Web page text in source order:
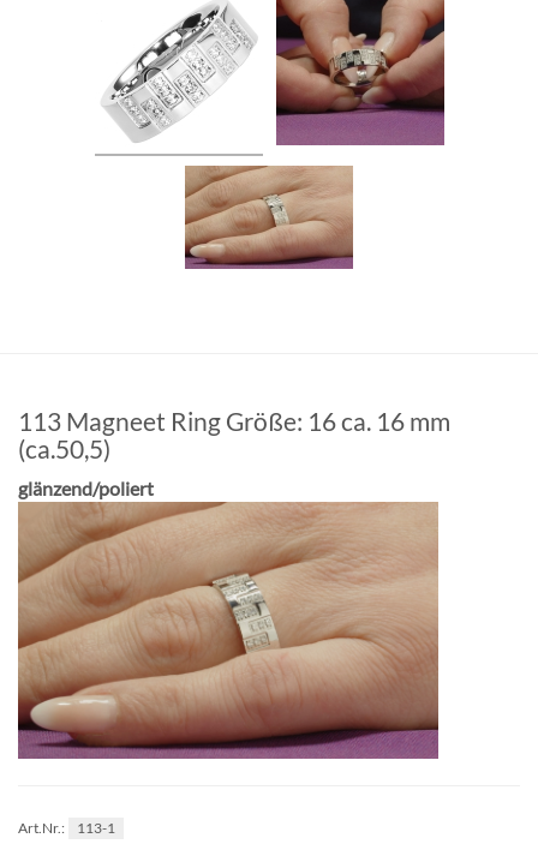
113 Magneet Ring Größe: 16 ca. 16 mm
(ca.50,5)
glänzend/poliert
Art.Nr.: 113-1